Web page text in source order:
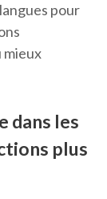
pour
mieux
dans les
plus